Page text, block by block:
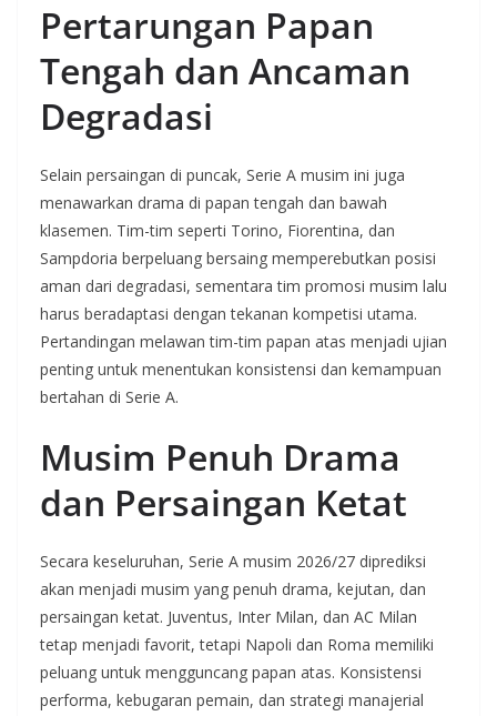
Pertarungan Papan
Tengah dan Ancaman
Degradasi
Selain persaingan di puncak, Serie A musim ini juga
menawarkan drama di papan tengah dan bawah
klasemen. Tim-tim seperti Torino, Fiorentina, dan
Sampdoria berpeluang bersaing memperebutkan posisi
aman dari degradasi, sementara tim promosi musim lalu
harus beradaptasi dengan tekanan kompetisi utama.
Pertandingan melawan tim-tim papan atas menjadi ujian
penting untuk menentukan konsistensi dan kemampuan
bertahan di Serie A.
Musim Penuh Drama
dan Persaingan Ketat
Secara keseluruhan, Serie A musim 2026/27 diprediksi
akan menjadi musim yang penuh drama, kejutan, dan
persaingan ketat. Juventus, Inter Milan, dan AC Milan
tetap menjadi favorit, tetapi Napoli dan Roma memiliki
peluang untuk mengguncang papan atas. Konsistensi
performa, kebugaran pemain, dan strategi manajerial